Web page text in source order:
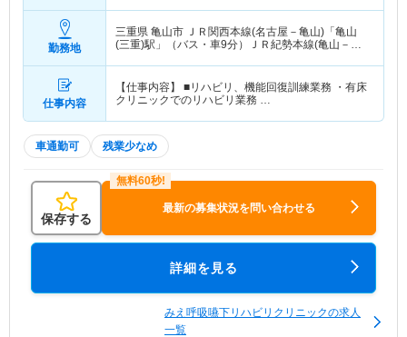
勤務地
三重県 亀山市 ＪＲ関西本線(名古屋－亀山)「亀山
(三重)駅」（バス・車9分）ＪＲ紀勢本線(亀山－新
仕事内容
【仕事内容】 ■リハビリ、機能回復訓練業務 ・有床
クリニックでのリハビリ業務 …
車通勤可 残業少なめ
保存する
最新の募集状況を問い合わせる
詳細を見る
みえ呼吸嚥下リハビリクリニックの求人
一覧